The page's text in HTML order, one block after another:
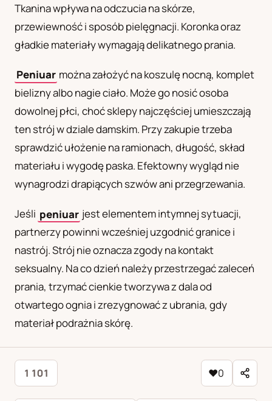
Tkanina wpływa na odczucia na skórze,
przewiewność i sposób pielęgnacji. Koronka oraz
gładkie materiały wymagają delikatnego prania.
Peniuar można założyć na koszulę nocną, komplet
bielizny albo nagie ciało. Może go nosić osoba
dowolnej płci, choć sklepy najczęściej umieszczają
ten strój w dziale damskim. Przy zakupie trzeba
sprawdzić ułożenie na ramionach, długość, skład
materiału i wygodę paska. Efektowny wygląd nie
wynagrodzi drapiących szwów ani przegrzewania.
Jeśli peniuar jest elementem intymnej sytuacji,
partnerzy powinni wcześniej uzgodnić granice i
nastrój. Strój nie oznacza zgody na kontakt
seksualny. Na co dzień należy przestrzegać zaleceń
prania, trzymać cienkie tworzywa z dala od
otwartego ognia i zrezygnować z ubrania, gdy
materiał podrażnia skórę.
1 101 ♥0